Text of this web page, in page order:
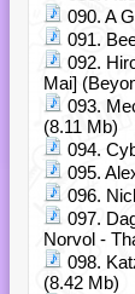
090. A
091.
092.
Mai]
093.
(8.11 Mb)
094.
095.
096.
097.
Norvol -
098.
(8.42 Mb)